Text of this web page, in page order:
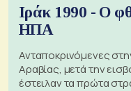
Ιράκ 1990 - Ο
ΗΠΑ
Ανταποκρινόμενες
Αραβίας, μετά την
έστειλαν τα πρώτα